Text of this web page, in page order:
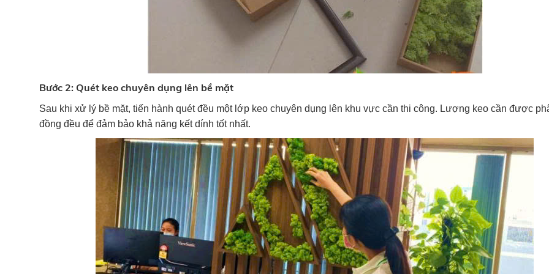
Bước 2: Quét keo chuyên dụng lên bề mặt
Sau khi xử lý bề mặt, tiến hành quét đều một lớp keo chuyên dụng lên khu vực cần thi công. Lượng keo cần được
đồng đều để đảm bảo khả năng kết dính tốt nhất.